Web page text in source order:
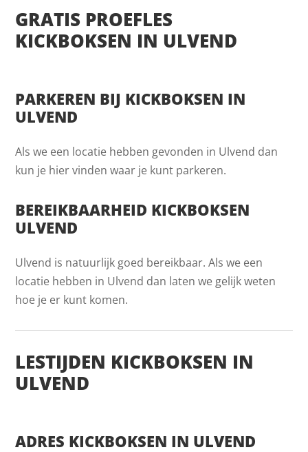
GRATIS PROEFLES
KICKBOKSEN IN ULVEND
PARKEREN BIJ KICKBOKSEN IN
ULVEND
Als we een locatie hebben gevonden in Ulvend dan
kun je hier vinden waar je kunt parkeren.
BEREIKBAARHEID KICKBOKSEN
ULVEND
Ulvend is natuurlijk goed bereikbaar. Als we een
locatie hebben in Ulvend dan laten we gelijk weten
hoe je er kunt komen.
LESTIJDEN KICKBOKSEN IN
ULVEND
ADRES KICKBOKSEN IN ULVEND